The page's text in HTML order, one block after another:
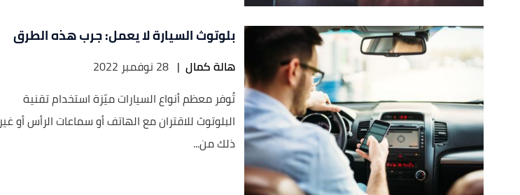
بلوتوث السيارة لا يعمل: جرب هذه الطرق
هالة كمال | 28 نوفمبر 2022
تُوفر معظم أنواع السيارات ميّزة استخدام تقنية
البلوتوث للاقتران مع الهاتف أو سماعات الرأس أو غير
ذلك من...